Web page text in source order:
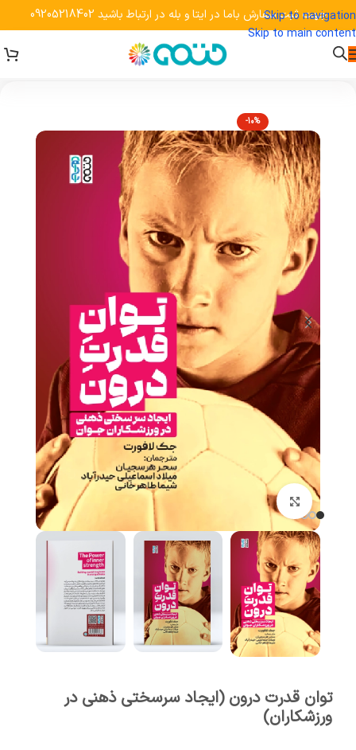
Skip to navigation
Skip to main content
جهت ثبت سفارش باما در ایتا و بله در ارتباط باشید 09205218402
-10%
برای بزرگنمایی کلیک کنید
توان قدرت درون (ایجاد سرسختی ذهنی در
ورزشکاران)